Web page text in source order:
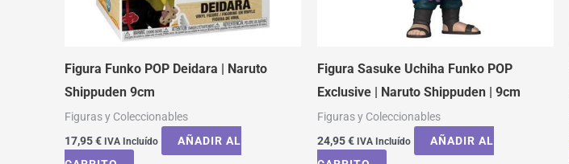
Figura Funko POP Deidara | Naruto
Shippuden 9cm
Figuras y Coleccionables
17,95€ IVA Incluído
AÑADIR AL
Figura Sasuke Uchiha Funko POP
Exclusive | Naruto Shippuden | 9cm
Figuras y Coleccionables
24,95€ IVA Incluído
AÑADIR AL